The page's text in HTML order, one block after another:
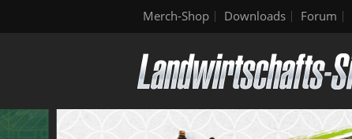
Merch-Shop Downloads Forum